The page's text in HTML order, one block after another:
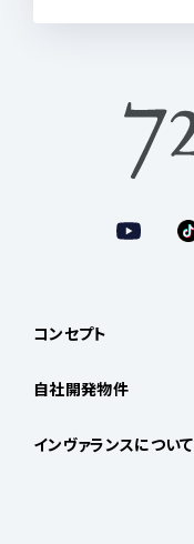
コンセプト
自社開発物件
インヴァランスについて